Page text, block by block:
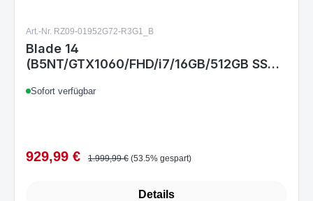
Art.-Nr. RZ09-01952G72-R3G1_B
Blade 14
(B5NT/GTX1060/FHD/i7/16GB/512GB SSD)
Sofort verfügbar
Verkaufspreis:
929,99 € Regulärer Preis:
1.999,99 € (53.5% gespart)
Details